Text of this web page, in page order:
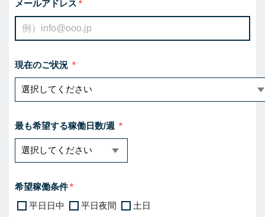
メールアドレス
現在のご状況
最も希望する稼働日数/週
希望稼働条件
平日日中
平日夜間 土日